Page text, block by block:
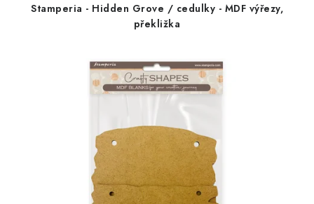
Stamperia - Hidden Grove / cedulky - MDF výřezy,
překližka